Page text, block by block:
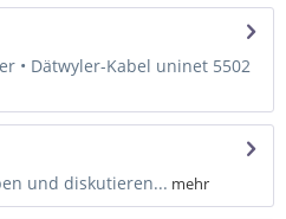
• Dätwyler-Kabel uninet 5502
und diskutieren... mehr